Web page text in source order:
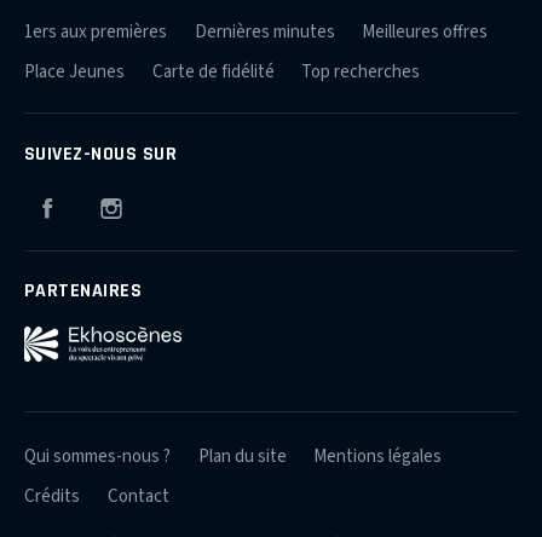
1ers aux premières Dernières minutes
Meilleures offres
Place Jeunes
Carte de fidélité Top recherches
SUIVEZ-NOUS SUR
Facebook
PARTENAIRES
Qui sommes-nous ? Plan du site
Mentions légales
Crédits
Contact